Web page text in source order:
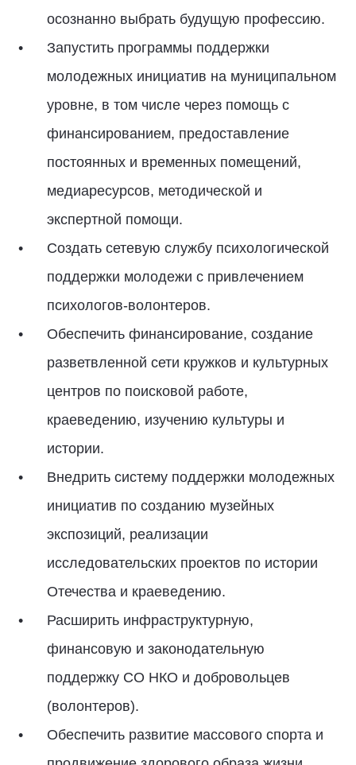
осознанно выбрать будущую профессию.
Запустить программы поддержки
молодежных инициатив на муниципальном
уровне, в том числе через помощь с
финансированием, предоставление
постоянных и временных помещений,
медиаресурсов, методической и
экспертной помощи.
Создать сетевую службу психологической
поддержки молодежи с привлечением
психологов-волонтеров.
Обеспечить финансирование, создание
разветвленной сети кружков и культурных
центров по поисковой работе,
краеведению, изучению культуры и
истории.
Внедрить систему поддержки молодежных
инициатив по созданию музейных
экспозиций, реализации
исследовательских проектов по истории
Отечества и краеведению.
Расширить инфраструктурную,
финансовую и законодательную
поддержку СО НКО и добровольцев
(волонтеров).
Обеспечить развитие массового спорта и